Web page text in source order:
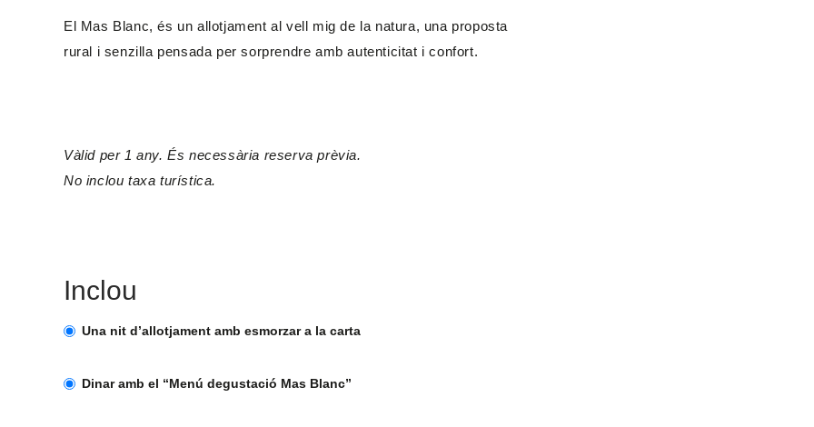
El Mas Blanc, és un allotjament al vell mig de la natura, una proposta
rural i senzilla pensada per sorprendre amb autenticitat i confort.
Vàlid per 1 any. És necessària reserva prèvia.
No inclou taxa turística.
Inclou
Una nit d’allotjament amb esmorzar a la carta
Dinar amb el “Menú degustació Mas Blanc”